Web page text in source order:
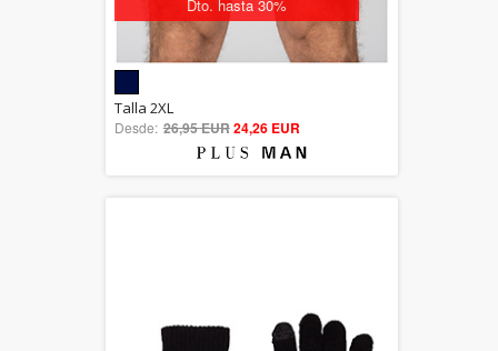
Dto. hasta 30%
out of 5
Talla 2XL
Desde: 26,95 EUR24,26 EUR